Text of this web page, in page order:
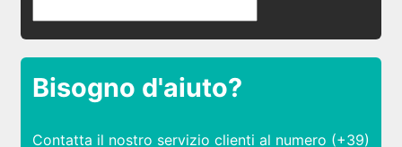
Bisogno d'aiuto?
Contatta il nostro servizio clienti al numero (+39)